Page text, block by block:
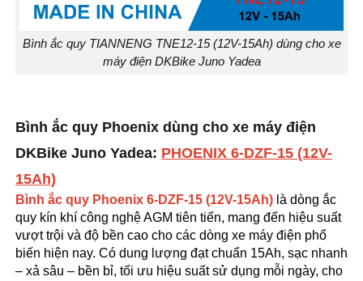
Bình ắc quy TIANNENG TNE12-15 (12V-15Ah) dùng cho xe
máy điện DKBike Juno Yadea
Bình ắc quy Phoenix dùng cho xe máy điện
DKBike Juno Yadea: PHOENIX 6-DZF-15 (12V-
15Ah)
Bình ắc quy Phoenix 6-DZF-15 (12V-15Ah) là dòng ắc
quy kín khí công nghệ AGM tiên tiến, mang đến hiệu suất
vượt trội và độ bền cao cho các dòng xe máy điện phổ
biến hiện nay. Có dung lượng đạt chuẩn 15Ah, sạc nhanh
– xả sâu – bền bỉ, tối ưu hiệu suất sử dụng mỗi ngày, cho